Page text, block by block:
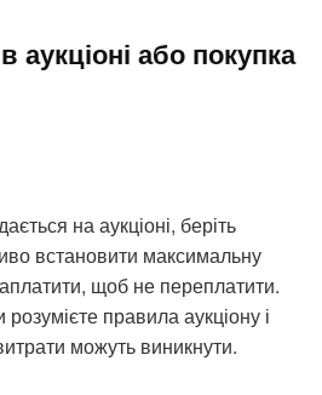
аукціоні або покупка
на аукціоні, беріть
встановити максимальну
щоб не переплатити.
правила аукціону і
можуть виникнути.